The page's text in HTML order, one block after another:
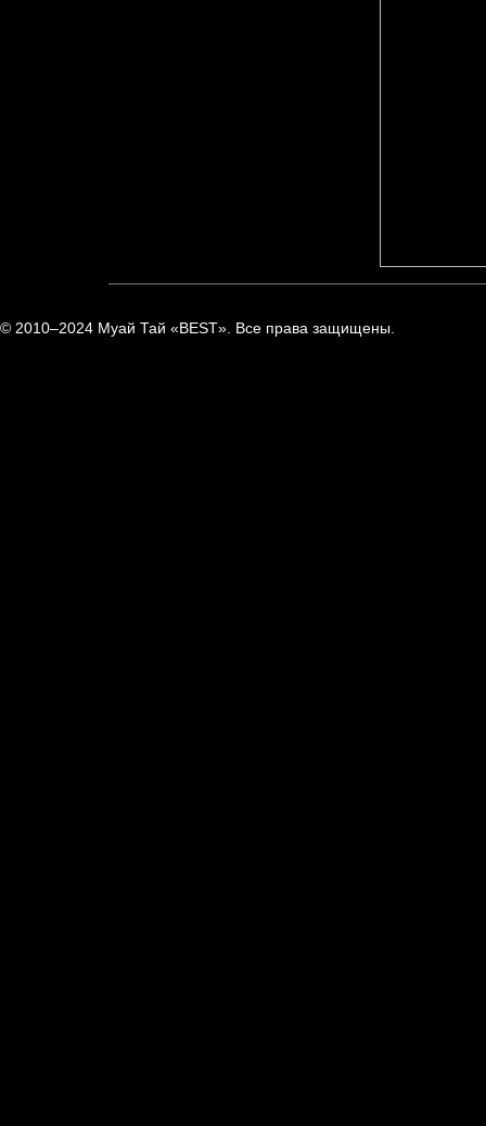
© 2010–2024 Муай Тай «BEST». Все права защищены.